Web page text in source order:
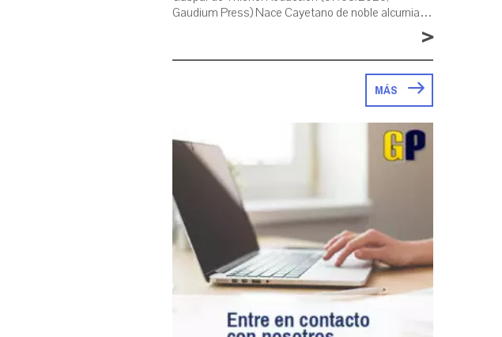
Gaudium Press) Nace Cayetano de noble alcurnia…
>
MÁS